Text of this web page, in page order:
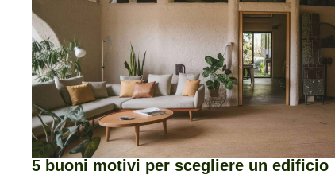
5 buoni motivi per scegliere un edificio